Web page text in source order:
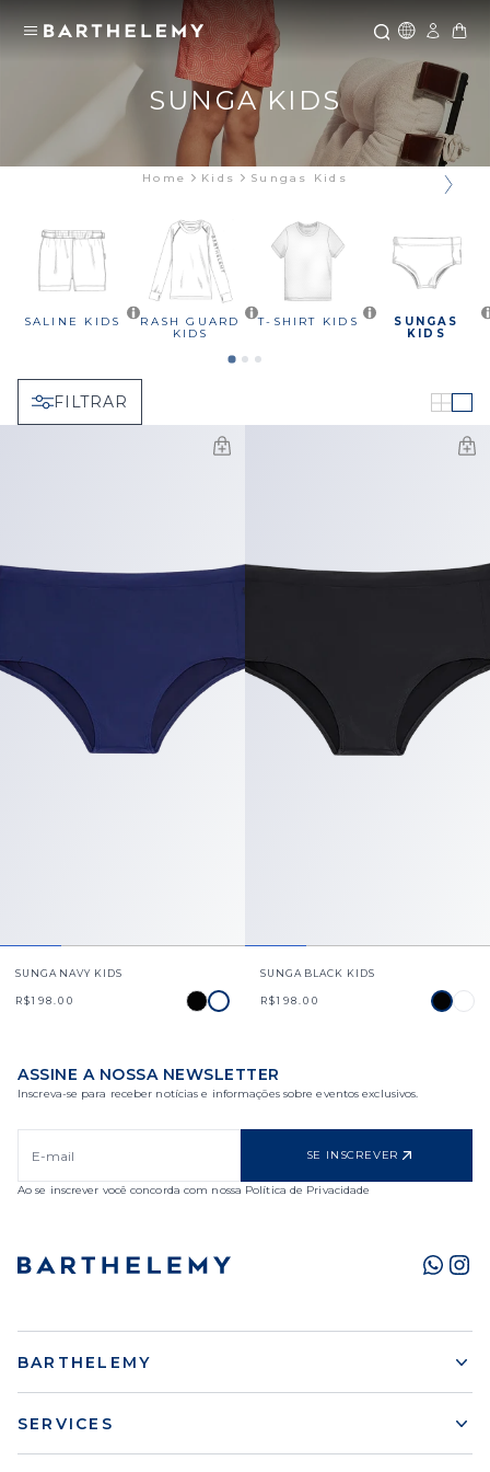
Icone
SUNGA KIDS
Home Kids Sungas Kids
SALINE KIDS
RASH GUARD
KIDS
T-SHIRT KIDS
SUNGAS
KIDS
FILTRAR
SUNGA NAVY KIDS
R$198.00
SUNGA BLACK KIDS
R$198.00
ASSINE A NOSSA NEWSLETTER
Inscreva-se para receber notícias e informações sobre eventos exclusivos.
SE INSCREVER
Ao se inscrever você concorda com nossa Política de Privacidade
BARTHELEMY
SERVICES